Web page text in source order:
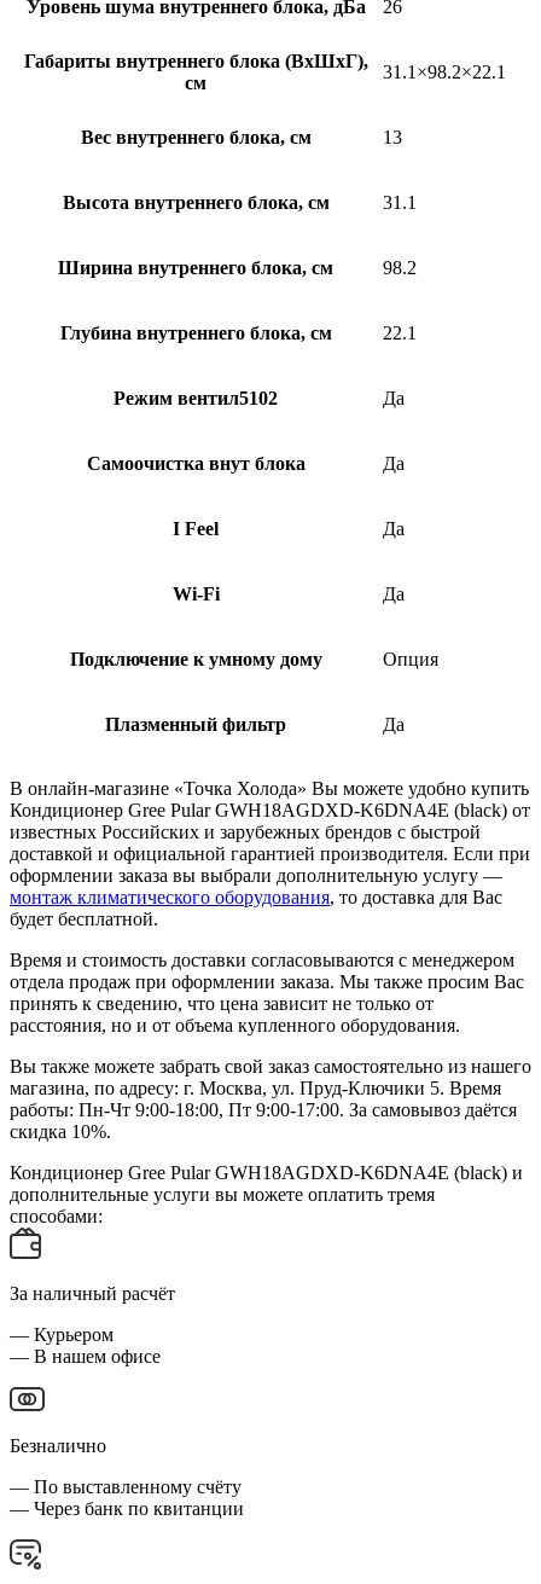
Уровень шума внутреннего блока, дБа 26
Габариты внутреннего блока (ВхШхГ),
см
31.1×98.2×22.1
Вес внутреннего блока, см 13
Высота внутреннего блока, см 31.1
Ширина внутреннего блока, см 98.2
Глубина внутреннего блока, см 22.1
Режим вентил5102 Да
Самоочистка внут блока Да
I Feel Да
Wi-Fi Да
Подключение к умному дому Опция
Плазменный фильтр Да
В онлайн-магазине «Точка Холода» Вы можете удобно купить
Кондиционер Gree Pular GWH18AGDXD-K6DNA4E (black) от
известных Российских и зарубежных брендов с быстрой
доставкой и официальной гарантией производителя. Если при
оформлении заказа вы выбрали дополнительную услугу —
монтаж климатического оборудования, то доставка для Вас
будет бесплатной.
Время и стоимость доставки согласовываются с менеджером
отдела продаж при оформлении заказа. Мы также просим Вас
принять к сведению, что цена зависит не только от
расстояния, но и от объема купленного оборудования.
Вы также можете забрать свой заказ самостоятельно из нашего
магазина, по адресу: г. Москва, ул. Пруд-Ключики 5. Время
работы: Пн-Чт 9:00-18:00, Пт 9:00-17:00. За самовывоз даётся
скидка 10%.
Кондиционер Gree Pular GWH18AGDXD-K6DNA4E (black) и
дополнительные услуги вы можете оплатить тремя
способами:
За наличный расчёт
— Курьером
— В нашем офисе
Безналично
— По выставленному счёту
— Через банк по квитанции